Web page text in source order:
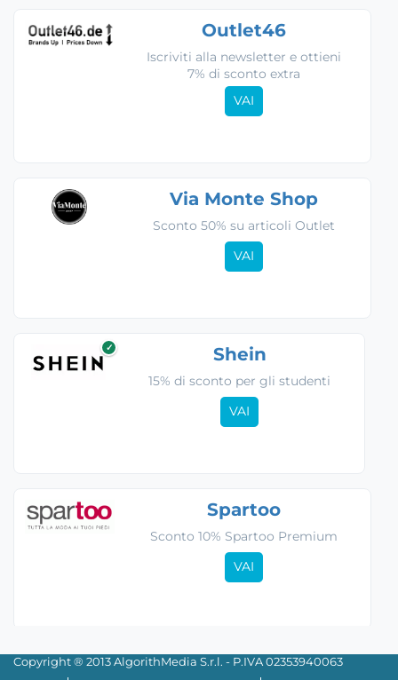
Outlet46
Iscriviti alla newsletter e ottieni
7% di sconto extra
VAI
Via Monte Shop
Sconto 50% su articoli Outlet
VAI
✓ Shein
15% di sconto per gli studenti
VAI
Spartoo
Sconto 10% Spartoo Premium
VAI
Copyright ® 2013 AlgorithMedia S.r.l. - P.IVA 02353940063